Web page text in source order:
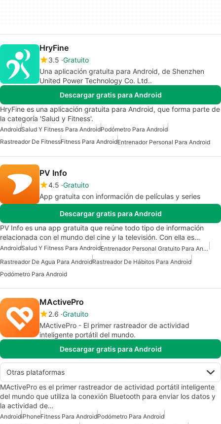
HryFine
3.5 Gratuito
Una aplicación gratuita para Android, de Shenzhen
United Power Technology Co. Ltd..
Descargar gratis para Android
HryFine es una aplicación gratuita para Android, que forma parte de
la categoría 'Salud y Fitness'.
AndroidSalud Y Fitness Para AndroidPodómetro Para Android
Rastreador De FitnessFitness Para AndroidEntrenador Personal Para Android
PV Info
4.5 Gratuito
App gratuita con información de películas y series
Descargar gratis para Android
PV Info es una app gratuita que reúne todo tipo de información
relacionada con el mundo del cine y la televisión. Con ella es…
AndroidSalud Y Fitness Para Android
Entrenador Personal Gratuito Para Android
Rastreador De Agua Para AndroidRastreador De Hábitos Para Android
Podómetro Para Android
MActivePro
2.6 Gratuito
MActivePro - El primer rastreador de actividad
inteligente portátil del mundo.
Descargar gratis para Android
Otras plataformas
MActivePro es el primer rastreador de actividad portátil inteligente
del mundo que utiliza la conexión Bluetooth para enviar los datos y
la actividad de…
AndroidiPhoneFitness Para AndroidPodómetro Para Android